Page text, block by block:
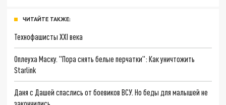
ЧИТАЙТЕ ТАКЖЕ:
Технофашисты XXI века
Оплеуха Маску. "Пора снять белые перчатки": Как уничтожить
Starlink
Даня с Дашей спаслись от боевиков ВСУ. Но беды для малышей не
закончились